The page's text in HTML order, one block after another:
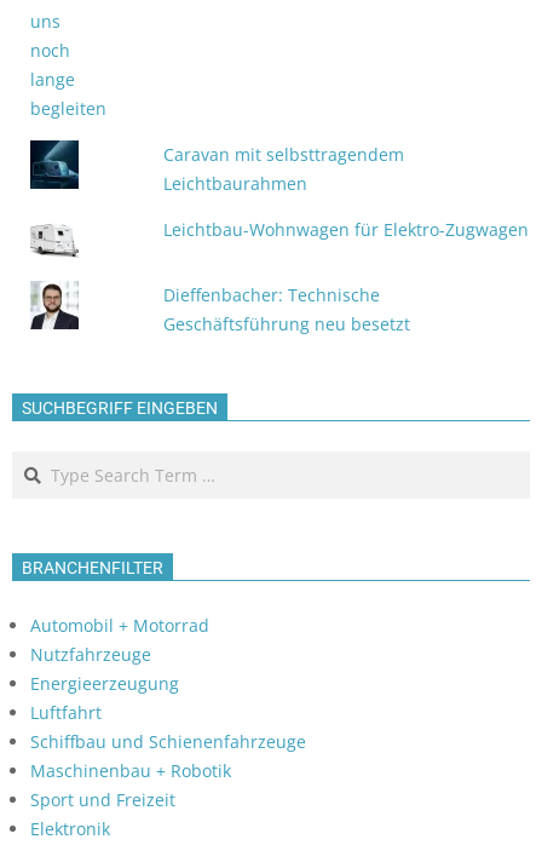
Caravan mit selbsttragendem
Leichtbaurahmen
Leichtbau-Wohnwagen für Elektro-Zugwagen
Dieffenbacher: Technische
Geschäftsführung neu besetzt
SUCHBEGRIFF EINGEBEN
Search
BRANCHENFILTER
Automobil + Motorrad
Nutzfahrzeuge
Energieerzeugung
Luftfahrt
Schiffbau und Schienenfahrzeuge
Maschinenbau + Robotik
Sport und Freizeit
Elektronik